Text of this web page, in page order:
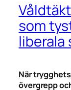
som
liberala
När
övergrepp